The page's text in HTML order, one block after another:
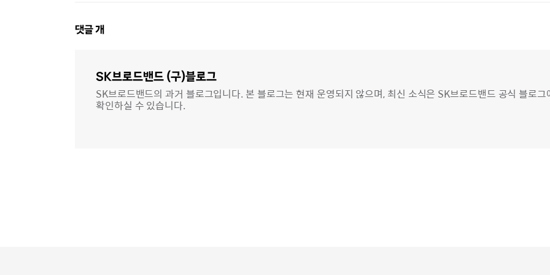
댓
댓글개
SK브로드밴드 (구)블로그
SK브로드밴드의 과거 블로그입니다. 본 블로그는 현재 운영되지 않으며, 최신 소식은 SK브로드밴드 공식 블로그
확인하실 수 있습니다.